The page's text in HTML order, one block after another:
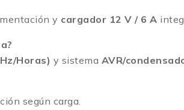
y cargador 12 V / 6 A
Horas) y sistema AVR/
según carga.